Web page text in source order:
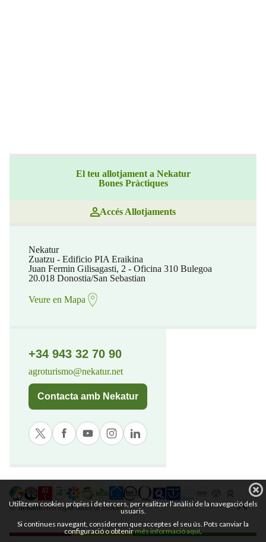
El teu allotjament a Nekatur
Bones Pràctiques
Accés Allotjaments
Nekatur
Zuatzu - Edificio PIA Eraikina
Juan Fermin Gilisagasti, 2 - Oficina 310 Bulegoa
20.018 Donostia/San Sebastian
Veure en Mapa
+34 943 32 70 90
agroturismo@nekatur.net
Contacta amb Nekatur
© nekaturAvís legal Política de cookies
Utilitzem cookies pròpies i de tercers, per realitzar l’anàlisi de la navegació dels
usuaris.
Si continues navegant, considerem que acceptes el seu ús. Pots canviar la
configuració o obtenirmés informació aquí.